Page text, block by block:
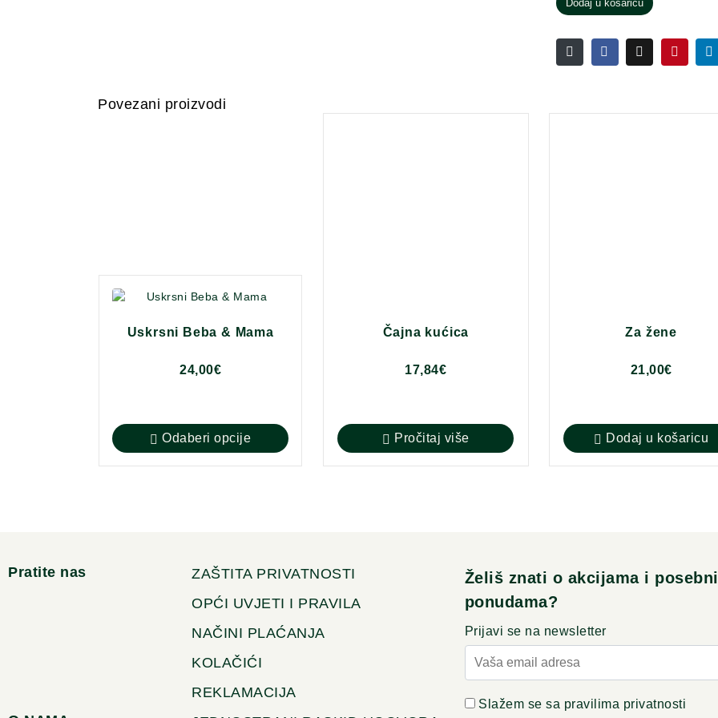
Dodaj u košaricu
Povezani proizvodi
Uskrsni Beba & Mama
24,00€
Odaberi opcije
Čajna kućica
17,84€
Pročitaj više
Za žene
21,00€
Dodaj u košaricu
Pratite nas
ZAŠTITA PRIVATNOSTI
OPĆI UVJETI I PRAVILA
NAČINI PLAĆANJA
KOLAČIĆI
REKLAMACIJA
Želiš znati o akcijama i
ponudama?
Prijavi se na newsletter
Slažem se sa pravilima privatnosti